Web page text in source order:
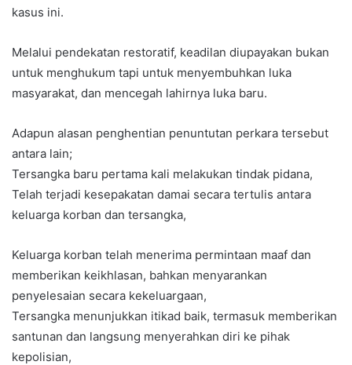
kasus ini.
Melalui pendekatan restoratif, keadilan diupayakan bukan
untuk menghukum tapi untuk menyembuhkan luka
masyarakat, dan mencegah lahirnya luka baru.
Adapun alasan penghentian penuntutan perkara tersebut
antara lain;
Tersangka baru pertama kali melakukan tindak pidana,
Telah terjadi kesepakatan damai secara tertulis antara
keluarga korban dan tersangka,
Keluarga korban telah menerima permintaan maaf dan
memberikan keikhlasan, bahkan menyarankan
penyelesaian secara kekeluargaan,
Tersangka menunjukkan itikad baik, termasuk memberikan
santunan dan langsung menyerahkan diri ke pihak
kepolisian,